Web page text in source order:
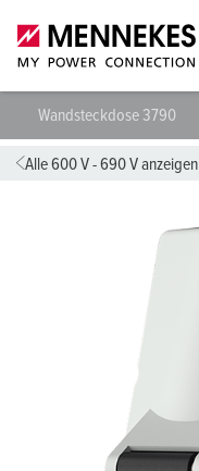
Wandsteckdose 3790
Alle 600 V - 690 V anzeigen